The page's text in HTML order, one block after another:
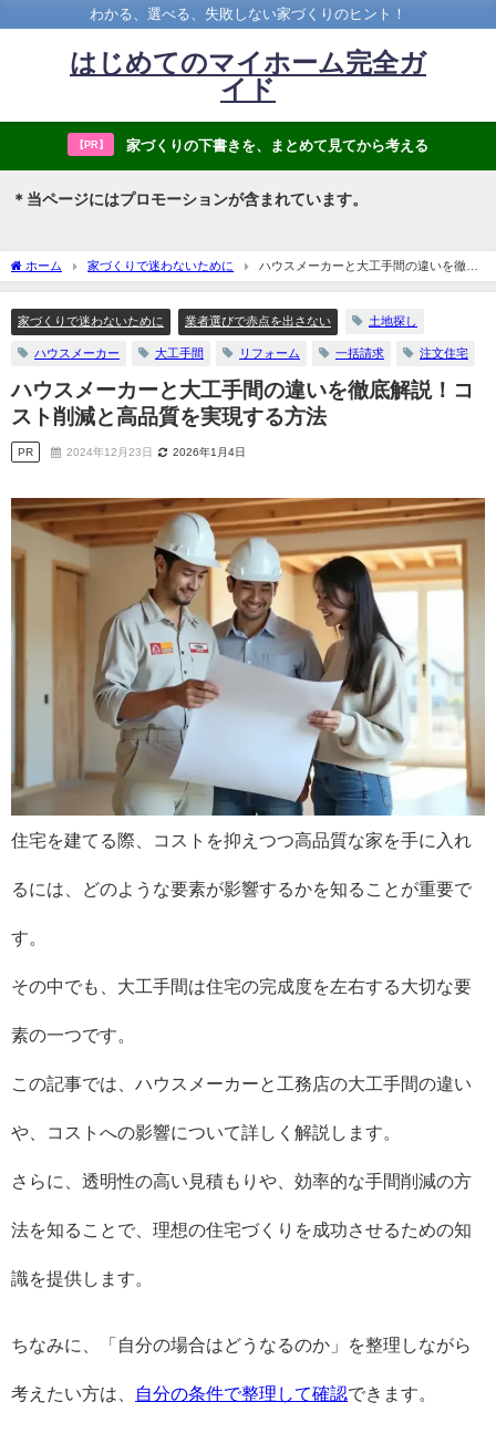
わかる、選べる、失敗しない家づくりのヒント！
はじめてのマイホーム完全ガ
イド
【PR】 家づくりの下書きを、まとめて見てから考える
＊当ページにはプロモーションが含まれています。
ホーム 家づくりで迷わないために
ハウスメーカーと大工手間の違いを徹底
解説！コスト削減と高品質を実現する方法
家づくりで迷わないために 業者選びで赤点を出さない 土地探し
ハウスメーカー 大工手間 リフォーム 一括請求 注文住宅
ハウスメーカーと大工手間の違いを徹底解説！コ
スト削減と高品質を実現する方法
PR 2024年12月23日 2026年1月4日
住宅を建てる際、コストを抑えつつ高品質な家を手に入れ
るには、どのような要素が影響するかを知ることが重要で
す。
その中でも、大工手間は住宅の完成度を左右する大切な要
素の一つです。
この記事では、ハウスメーカーと工務店の大工手間の違い
や、コストへの影響について詳しく解説します。
さらに、透明性の高い見積もりや、効率的な手間削減の方
法を知ることで、理想の住宅づくりを成功させるための知
識を提供します。
ちなみに、「自分の場合はどうなるのか」を整理しながら
考えたい方は、 自分の条件で整理して確認できます。